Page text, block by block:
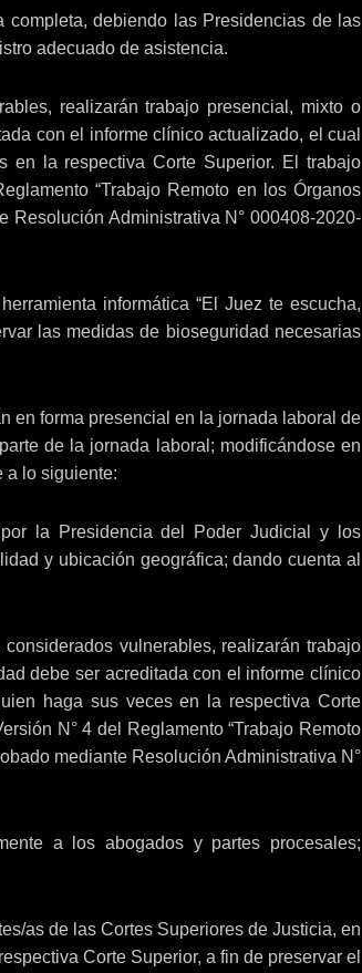
debiendo las Presidencias de las
adecuado de asistencia.
realizarán trabajo presencial, mixto o
con el informe clínico actualizado, el cual
en la respectiva Corte Superior. El trabajo
“Trabajo Remoto en los Órganos
Resolución Administrativa N° 000408-2020-
informática “El Juez te escucha,
las medidas de bioseguridad necesarias
en forma presencial en la jornada laboral de
de la jornada laboral; modificándose en
a lo siguiente:
la Presidencia del Poder Judicial y los
y ubicación geográfica; dando cuenta al
vulnerables, realizarán trabajo
debe ser acreditada con el informe clínico
haga sus veces en la respectiva Corte
N° 4 del Reglamento “Trabajo Remoto
mediante Resolución Administrativa N°
a los abogados y partes procesales;
as de las Cortes Superiores de Justicia, en
Corte Superior, a fin de preservar el